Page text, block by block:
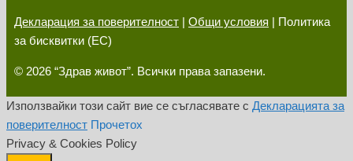
Декларация за поверителност | Общи условия | Политика
за бисквитки (ЕС)
© 2026 “Здрав живот”. Всички права запазени.
Използвайки този сайт вие се съгласявате с Декларацията за
поверителност Прочетох
Privacy & Cookies Policy